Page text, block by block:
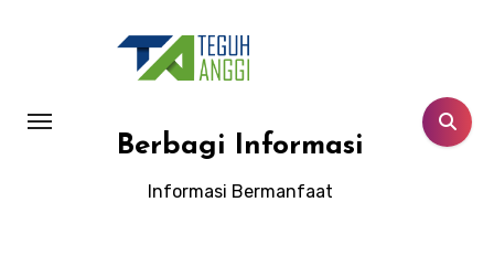
Berbagi Informasi
Informasi Bermanfaat